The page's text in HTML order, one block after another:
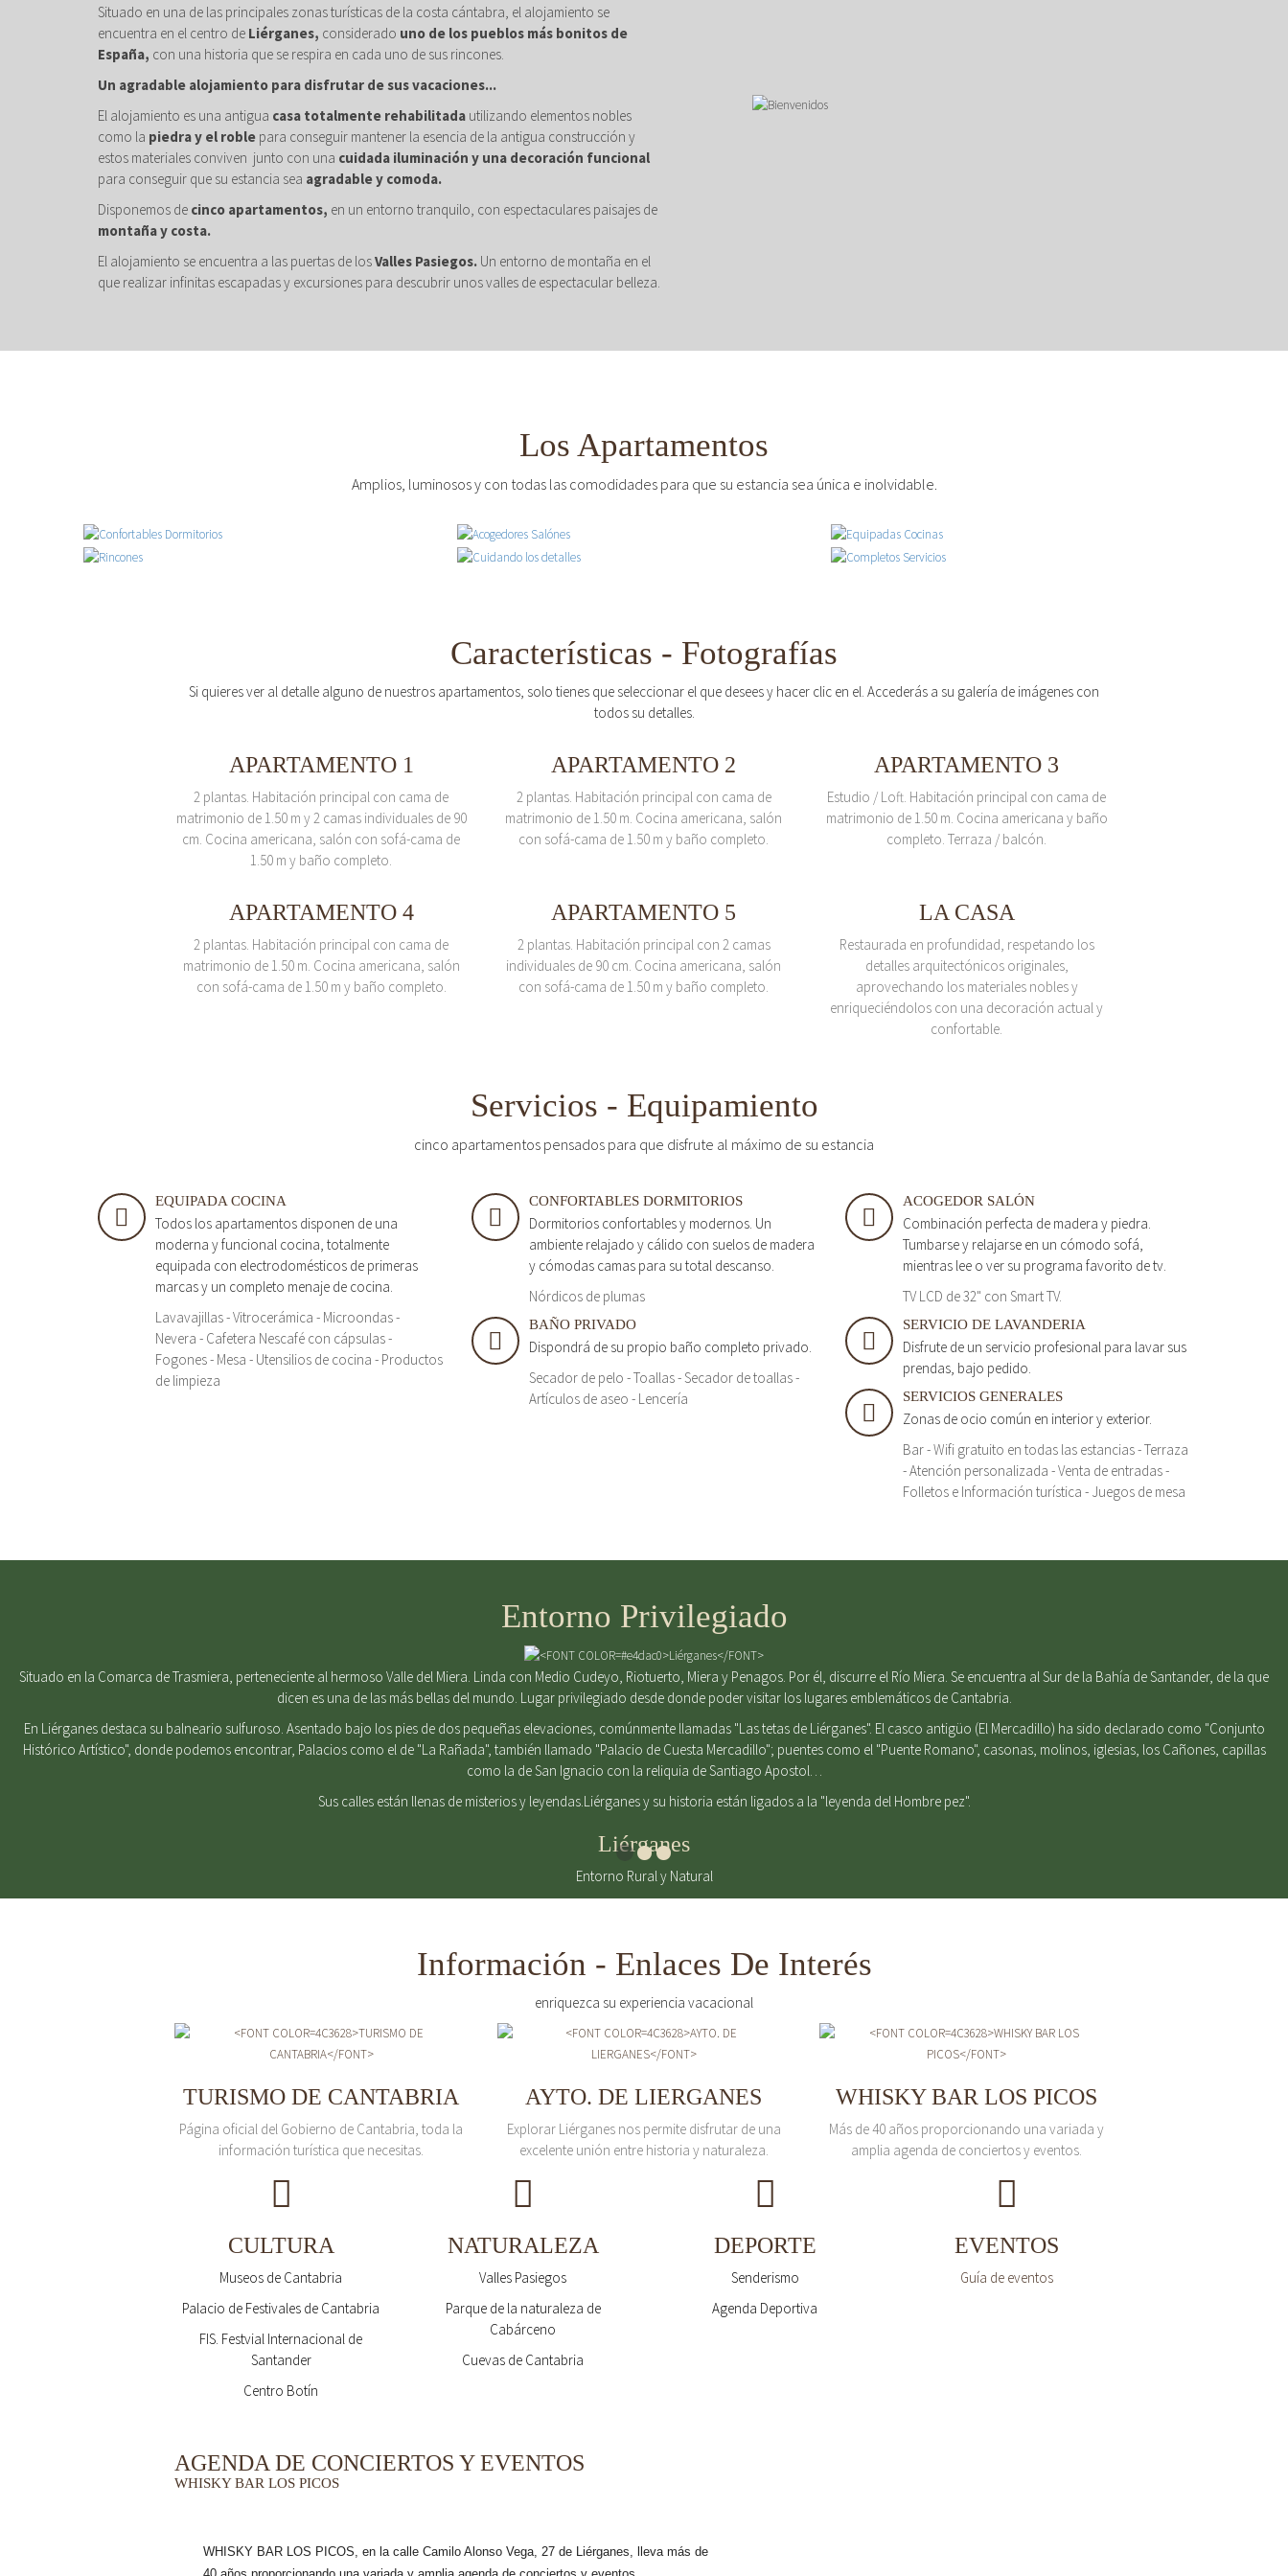
Situado en una de las principales zonas turísticas de la costa cántabra, el alojamiento se
encuentra en el centro de Liérganes, considerado uno de los pueblos más bonitos de
España, con una historia que se respira en cada uno de sus rincones.
Un agradable alojamiento para disfrutar de sus vacaciones...
El alojamiento es una antigua casa totalmente rehabilitada utilizando elementos nobles
como la piedra y el roble para conseguir mantener la esencia de la antigua construcción y
estos materiales conviven junto con una cuidada iluminación y una decoración funcional
para conseguir que su estancia sea agradable y comoda.
Disponemos de cinco apartamentos, en un entorno tranquilo, con espectaculares paisajes de
montaña y costa.
El alojamiento se encuentra a las puertas de losValles Pasiegos. Un entorno de montaña en el
que realizar infinitas escapadas y excursiones para descubrir unos valles de espectacular belleza.
Los Apartamentos
Amplios, luminosos y con todas las comodidades para que su estancia sea única e inolvidable.
Características - Fotografías
Si quieres ver al detalle alguno de nuestros apartamentos, solo tienes que seleccionar el que desees y hacer clic en el. Accederás a su galería de imágenes con
todos su detalles.
APARTAMENTO 1
2 plantas. Habitación principal con cama de
matrimonio de 1.50 m y 2 camas individuales de 90
cm. Cocina americana, salón con sofá-cama de
1.50 m y baño completo.
APARTAMENTO 2
2 plantas. Habitación principal con cama de
matrimonio de 1.50 m. Cocina americana, salón
con sofá-cama de 1.50 m y baño completo.
APARTAMENTO 3
Estudio / Loft. Habitación principal con cama de
matrimonio de 1.50 m. Cocina americana y baño
completo. Terraza / balcón.
APARTAMENTO 4
2 plantas. Habitación principal con cama de
matrimonio de 1.50 m. Cocina americana, salón
con sofá-cama de 1.50 m y baño completo.
APARTAMENTO 5
2 plantas. Habitación principal con 2 camas
individuales de 90 cm. Cocina americana, salón
con sofá-cama de 1.50 m y baño completo.
LA CASA
Restaurada en profundidad, respetando los
detalles arquitectónicos originales,
aprovechando los materiales nobles y
enriqueciéndolos con una decoración actual y
confortable.
Servicios - Equipamiento
cinco apartamentos pensados para que disfrute al máximo de su estancia
EQUIPADA COCINA
Todos los apartamentos disponen de una
moderna y funcional cocina, totalmente
equipada con electrodomésticos de primeras
marcas y un completo menaje de cocina.
Lavavajillas - Vitrocerámica - Microondas -
Nevera - Cafetera Nescafé con cápsulas -
Fogones - Mesa - Utensilios de cocina - Productos
de limpieza
CONFORTABLES DORMITORIOS
Dormitorios confortables y modernos. Un
ambiente relajado y cálido con suelos de madera
y cómodas camas para su total descanso.
Nórdicos de plumas
ACOGEDOR SALÓN
Combinación perfecta de madera y piedra.
Tumbarse y relajarse en un cómodo sofá,
mientras lee o ver su programa favorito de tv.
TV LCD de 32" con Smart TV.
BAÑO PRIVADO
Dispondrá de su propio baño completo privado.
Secador de pelo - Toallas - Secador de toallas -
Artículos de aseo - Lencería
SERVICIO DE LAVANDERIA
Disfrute de un servicio profesional para lavar sus
prendas, bajo pedido.
SERVICIOS GENERALES
Zonas de ocio común en interior y exterior.
Bar - Wifi gratuito en todas las estancias - Terraza
- Atención personalizada - Venta de entradas -
Folletos e Información turística - Juegos de mesa
Entorno Privilegiado
Situado en la Comarca de Trasmiera, perteneciente al hermoso Valle del Miera. Linda con Medio Cudeyo, Riotuerto, Miera y Penagos. Por él, discurre el Río Miera. Se encuentra al Sur de la Bahía de Santander, de la que
dicen es una de las más bellas del mundo. Lugar privilegiado desde donde poder visitar los lugares emblemáticos de Cantabria.
En Liérganes destaca su balneario sulfuroso. Asentado bajo los pies de dos pequeñas elevaciones, comúnmente llamadas "Las tetas de Liérganes". El casco antigüo (El Mercadillo) ha sido declarado como "Conjunto
Histórico Artístico", donde podemos encontrar, Palacios como el de "La Rañada", también llamado "Palacio de Cuesta Mercadillo"; puentes como el "Puente Romano", casonas, molinos, iglesias, los Cañones, capillas
como la de San Ignacio con la reliquia de Santiago Apostol…
Sus calles están llenas de misterios y leyendas.Liérganes y su historia están ligados a la "leyenda del Hombre pez".
Liérganes
Entorno Rural y Natural
Información - Enlaces De Interés
enriquezca su experiencia vacacional
TURISMO DE CANTABRIA
Página oficial del Gobierno de Cantabria, toda la
información turística que necesitas.
AYTO. DE LIERGANES
Explorar Liérganes nos permite disfrutar de una
excelente unión entre historia y naturaleza.
WHISKY BAR LOS PICOS
Más de 40 años proporcionando una variada y
amplia agenda de conciertos y eventos.
CULTURA
Museos de Cantabria
Palacio de Festivales de Cantabria
FIS. Festvial Internacional de
Santander
Centro Botín
NATURALEZA
Valles Pasiegos
Parque de la naturaleza de
Cabárceno
Cuevas de Cantabria
DEPORTE
Senderismo
Agenda Deportiva
EVENTOS
Guía de eventos
AGENDA DE CONCIERTOS Y EVENTOS
WHISKY BAR LOS PICOS
WHISKY BAR LOS PICOS, en la calle Camilo Alonso Vega, 27 de Liérganes, lleva más de
40 años proporcionando una variada y amplia agenda de conciertos y eventos.